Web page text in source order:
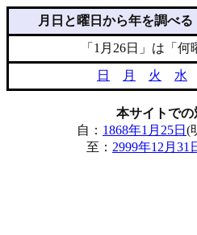
月日と曜日から年を調べる
「1月26日」は「何
日
月 火 水
本サイトでの
自： 1868年1月25日 (
至： 2999年12月31